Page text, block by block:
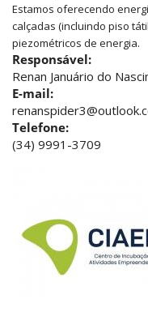
Estamos oferecendo
calçadas (incluindo piso
piezométricos de energia.
Responsável:
Renan Januário do
E-mail:
Telefone:
(34) 9991-3709